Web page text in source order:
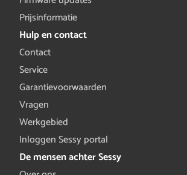
Prijsinformatie
Hulp en contact
Contact
Service
Garantievoorwaarden
Vragen
Werkgebied
Inloggen Sessy portal
De mensen achter Sessy